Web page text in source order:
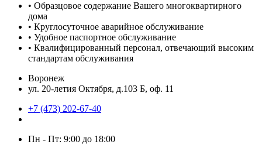
• Образцовое содержание Вашего многоквартирного
дома
• Круглосуточное аварийное обслуживание
• Удобное паспортное обслуживание
• Квалифицированный персонал, отвечающий высоким
стандартам обслуживания
Воронеж
ул. 20-летия Октября, д.103 Б, оф. 11
+7 (473) 202-67-40
Пн - Пт: 9:00 до 18:00